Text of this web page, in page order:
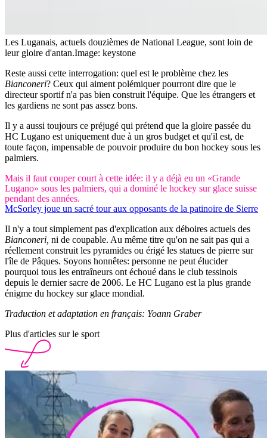
Les Luganais, actuels douzièmes de National League, sont loin de
leur gloire d'antan.Image: keystone
Reste aussi cette interrogation: quel est le problème chez les
Bianconeri? Ceux qui aiment polémiquer pourront dire que le
directeur sportif n'a pas bien construit l'équipe. Que les étrangers et
les gardiens ne sont pas assez bons.
Il y a aussi toujours ce préjugé qui prétend que la gloire passée du
HC Lugano est uniquement due à un gros budget et qu'il est, de
toute façon, impensable de pouvoir produire du bon hockey sous les
palmiers.
Mais il faut couper court à cette idée: il y a déjà eu un «Grande
Lugano» sous les palmiers, qui a dominé le hockey sur glace suisse
pendant des années.
McSorley joue un sacré tour aux opposants de la patinoire de Sierre
Il n'y a tout simplement pas d'explication aux déboires actuels des
Bianconeri, ni de coupable. Au même titre qu'on ne sait pas qui a
réellement construit les pyramides ou érigé les statues de pierre sur
l'île de Pâques. Soyons honnêtes: personne ne peut élucider
pourquoi tous les entraîneurs ont échoué dans le club tessinois
depuis le dernier sacre de 2006. Le HC Lugano est la plus grande
énigme du hockey sur glace mondial.
Traduction et adaptation en français: Yoann Graber
Plus d'articles sur le sport